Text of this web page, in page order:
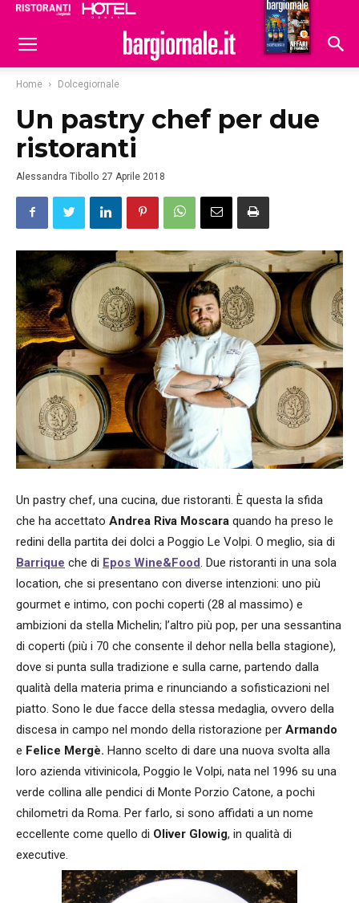
Hoteldomani
Home Dolcegiornale
Un pastry chef per due
ristoranti
Alessandra Tibollo 27 Aprile 2018
Un pastry chef, una cucina, due ristoranti. È questa la sfida
che ha accettato Andrea Riva Moscara quando ha preso le
redini della partita dei dolci a Poggio Le Volpi. O meglio, sia di
Barrique che di Epos Wine&Food. Due ristoranti in una sola
location, che si presentano con diverse intenzioni: uno più
gourmet e intimo, con pochi coperti (28 al massimo) e
ambizioni da stella Michelin; l’altro più pop, per una sessantina
di coperti (più i 70 che consente il dehor nella bella stagione),
dove si punta sulla tradizione e sulla carne, partendo dalla
qualità della materia prima e rinunciando a sofisticazioni nel
piatto. Sono le due facce della stessa medaglia, ovvero della
discesa in campo nel mondo della ristorazione per Armando
e Felice Mergè. Hanno scelto di dare una nuova svolta alla
loro azienda vitivinicola, Poggio le Volpi, nata nel 1996 su una
verde collina alle pendici di Monte Porzio Catone, a pochi
chilometri da Roma. Per farlo, si sono affidati a un nome
eccellente come quello di Oliver Glowig, in qualità di
executive.